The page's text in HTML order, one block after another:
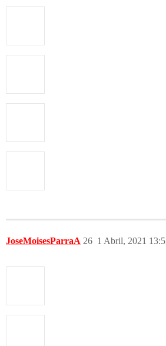
JoseMoisesParraA 1 Abril, 2021
26